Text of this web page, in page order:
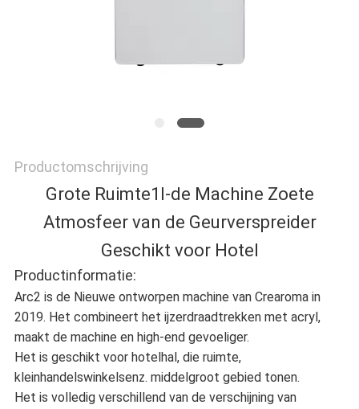
Productomschrijving
Grote Ruimte1l-de Machine Zoete
Atmosfeer van de Geurverspreider
Geschikt voor Hotel
Productinformatie:
Arc2 is de Nieuwe ontworpen machine van Crearoma in
2019. Het combineert het ijzerdraadtrekken met acryl,
maakt de machine en high-end gevoeliger.
Het is geschikt voor hotelhal, die ruimte,
kleinhandelswinkelsenz. middelgroot gebied tonen.
Het is volledig verschillend van de verschijning van